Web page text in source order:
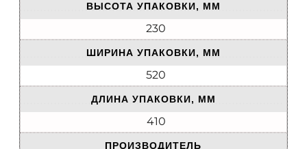
ВЫСОТА УПАКОВКИ, ММ
230
ШИРИНА УПАКОВКИ, ММ
520
ДЛИНА УПАКОВКИ, ММ
410
ПРОИЗВОДИТЕЛЬ